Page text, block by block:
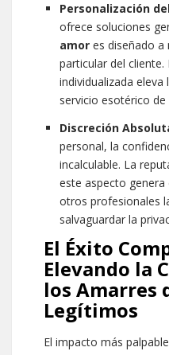
Personalización
ofrece soluciones
amor es diseñado a
particular del cliente.
individualizada
servicio esotérico
Discreción
personal, la
incalculable. La
este aspecto
otros profesionales
salvaguardar la
El Éxito
Elevando la
los Amarres
Legítimos
El impacto más